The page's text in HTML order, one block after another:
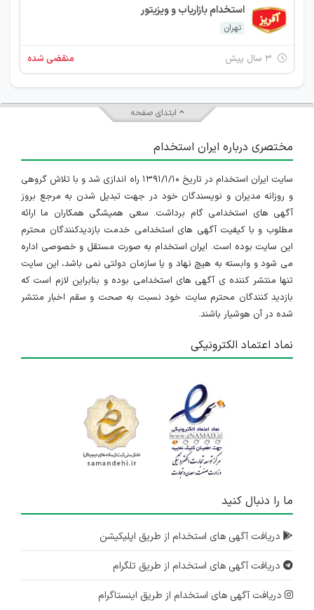
استخدام بازاریاب و ویزیتور
تهران
منقضی شده
ابتدای صفحه
مختصری درباره ایران استخدام
سایت ایران استخدام در تاریخ ۱۳۹۱/۱/۱۰ راه اندازی شد و با تلاش گروهی
و روزانه مدیران و نویسندگان خود در جهت تبدیل شدن به مرجع بروز
آگهی های استخدامی گام برداشت. سعی همیشگی همکاران ما ارائه
مطلوب و با کیفیت آگهی های استخدامی خدمت بازدیدکنندگان محترم
این سایت بوده است. ایران استخدام به صورت مستقل و خصوصی اداره
می شود و وابسته به هیچ نهاد و یا سازمان دولتی نمی باشد، این سایت
تنها منتشر کننده ی آگهی های استخدامی بوده و بنابراین لازم است که
بازدید کنندگان محترم سایت خود نسبت به صحت و سقم اخبار منتشر
شده در آن هوشیار باشند.
نماد اعتماد الکترونیکی
ما را دنبال کنید
دریافت آگهی های استخدام از طریق اپلیکیشن
دریافت آگهی های استخدام از طریق تلگرام
دریافت آگهی های استخدام از طریق اینستاگرام